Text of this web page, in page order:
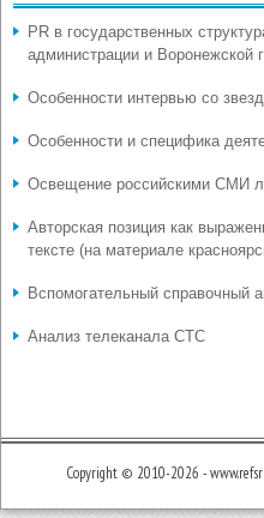
PR в государственных
администрации и Воронежской
Особенности интервью со
Особенности и специфика
Освещение российскими СМИ
Авторская позиция как
тексте (на материале
Вспомогательный справочный
Анализ телеканала СТС
Copyright © 2010-2026 -